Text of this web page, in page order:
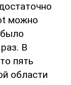
можно
В
пять
области